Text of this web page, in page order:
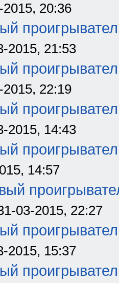
20:36
2015, 21:53
22:19
2015, 14:43
14:57
03-2015, 22:27
2015, 15:37